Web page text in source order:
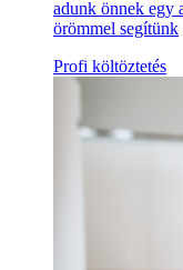
adunk önnek egy
örömmel segítünk
Profi költöztetés